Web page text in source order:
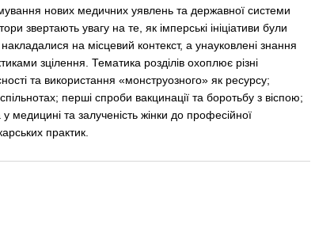
нових медичних уявлень та державної системи
звертають увагу на те, як імперські ініціативи були
на місцевий контекст, а унауковлені знання
зцілення. Тематика розділів охоплює різні
та використання «монструозного» як ресурсу;
перші спроби вакцинації та боротьбу з віспою;
медицині та залученість жінки до професійної
практик.